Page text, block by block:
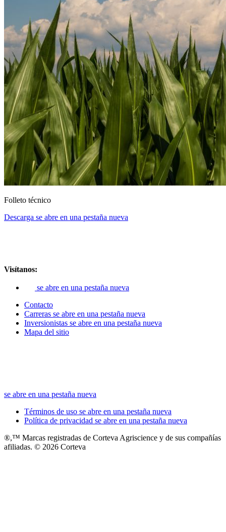
Folleto técnico
Descarga se abre en una pestaña nueva
Visítanos:
se abre en una pestaña nueva
Contacto
Carreras se abre en una pestaña nueva
Inversionistas se abre en una pestaña nueva
Mapa del sitio
se abre en una pestaña nueva
Términos de uso se abre en una pestaña nueva
Política de privacidad se abre en una pestaña nueva
®,™ Marcas registradas de Corteva Agriscience y de sus compañías
afiliadas. © 2026 Corteva